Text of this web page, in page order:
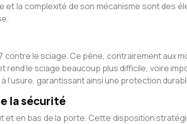
et la complexité de son mécanisme sont des
le sciage. Ce pêne, contrairement aux
le sciage beaucoup plus difficile, voire
l’usure, garantissant ainsi une protection
la sécurité
et en bas de la porte. Cette disposition